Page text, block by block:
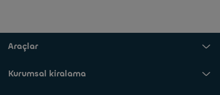
Araçlar
Kurumsal kiralama